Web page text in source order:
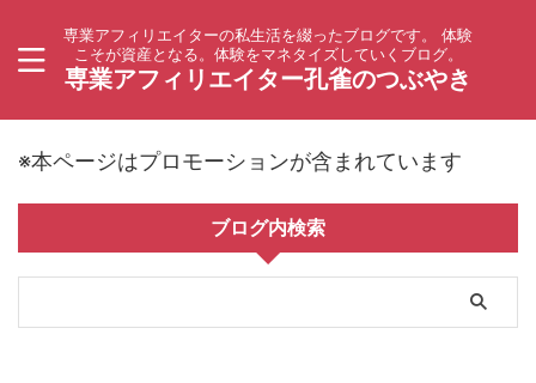
専業アフィリエイターの私生活を綴ったブログです。 体験
こそが資産となる。体験をマネタイズしていくブログ。
専業アフィリエイター孔雀のつぶやき
※本ページはプロモーションが含まれています
ブログ内検索